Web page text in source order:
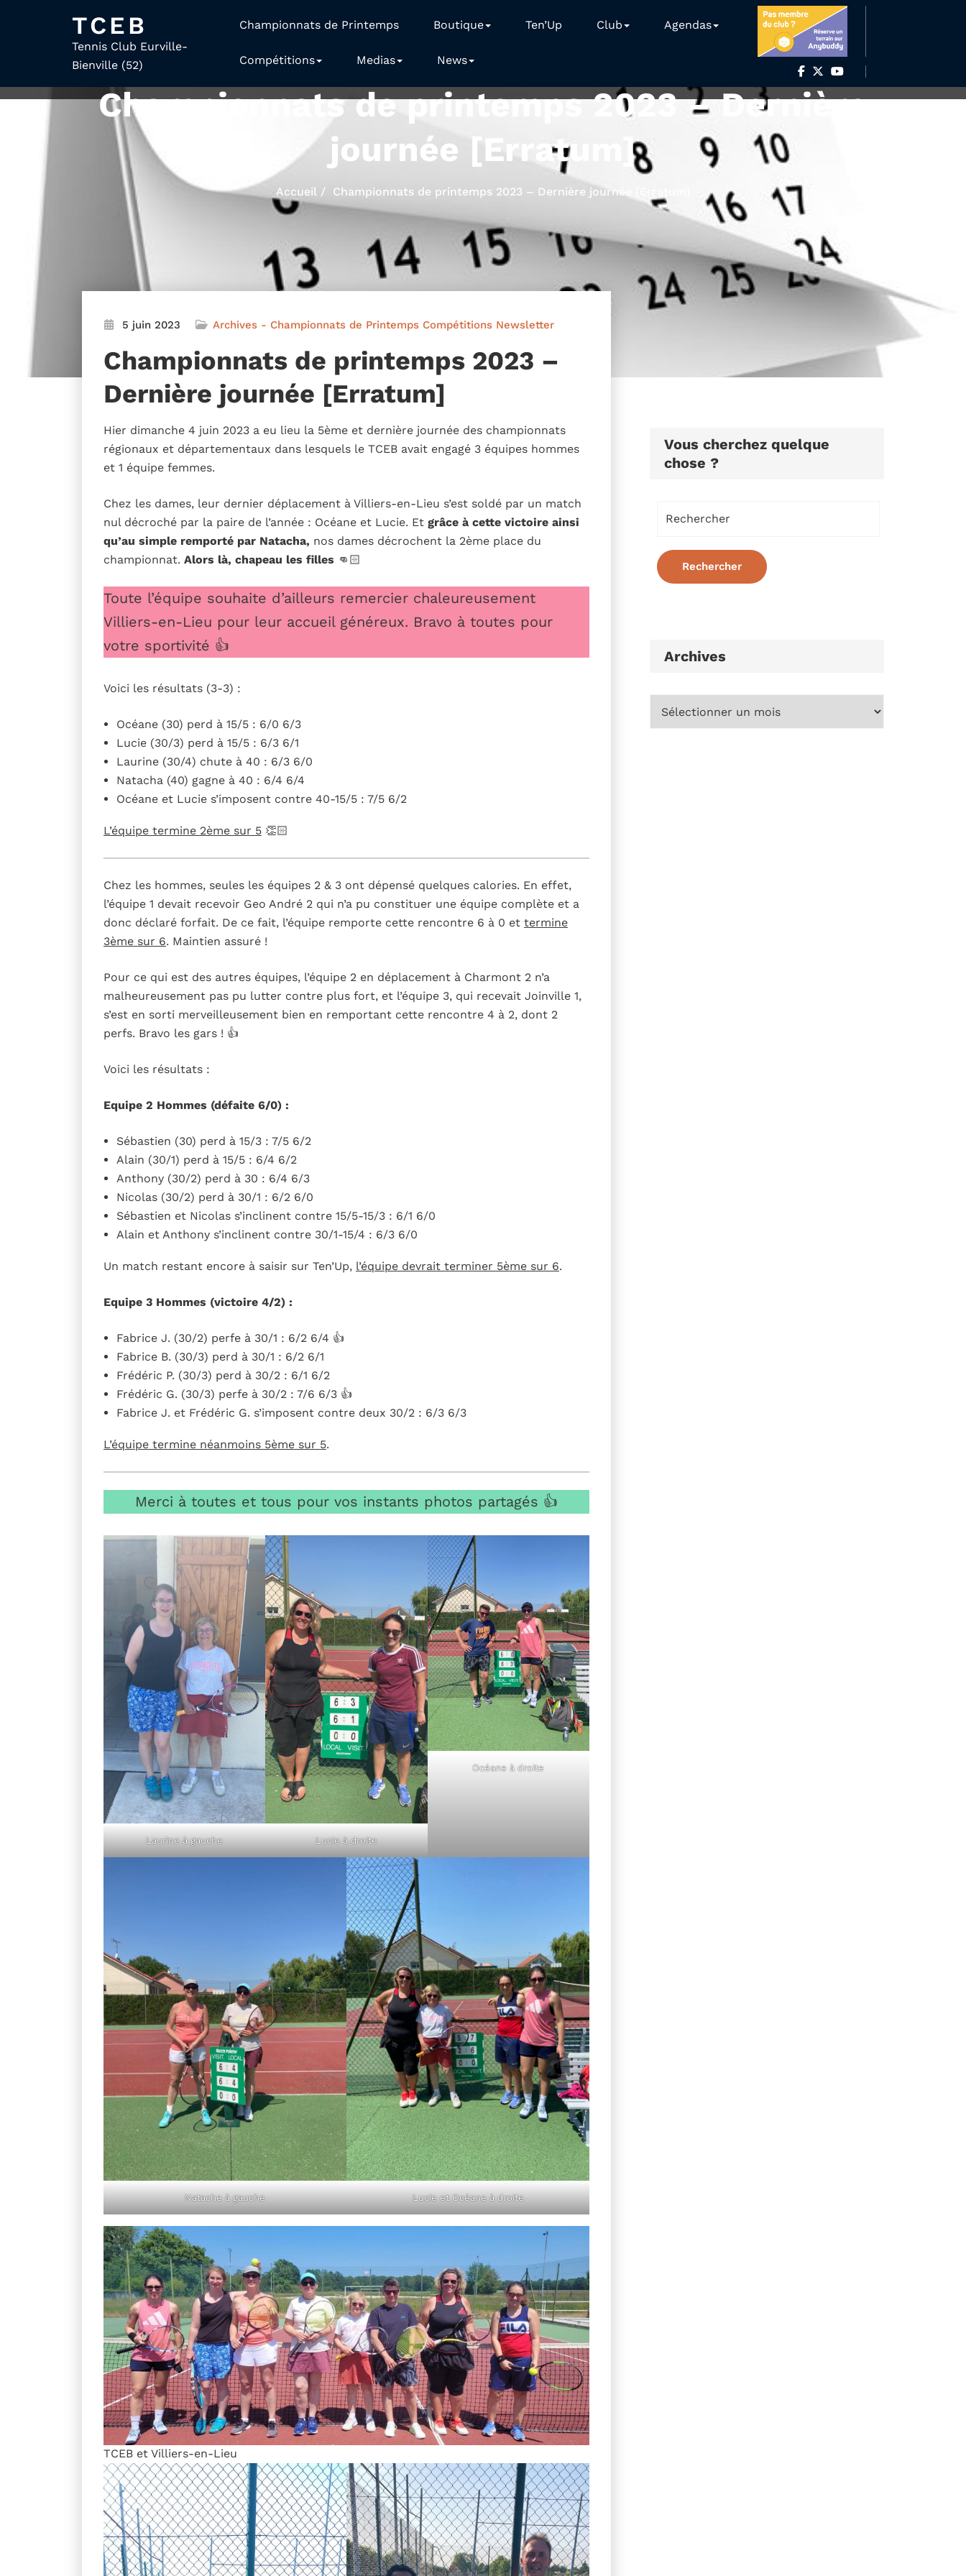
TCEB
Tennis Club Eurville-
Bienville (52)
Championnats de Printemps Boutique Ten’Up Club Agendas
Compétitions Medias News
Championnats de printemps 2023 – Dernière
journée [Erratum]
Accueil Championnats de printemps 2023 – Dernière journée [Erratum]
5 juin 2023 Archives - Championnats de Printemps Compétitions Newsletter
Championnats de printemps 2023 –
Dernière journée [Erratum]
Hier dimanche 4 juin 2023 a eu lieu la 5ème et dernière journée des championnats
régionaux et départementaux dans lesquels le TCEB avait engagé 3 équipes hommes
et 1 équipe femmes.
Chez les dames, leur dernier déplacement à Villiers-en-Lieu s’est soldé par un match
nul décroché par la paire de l’année : Océane et Lucie. Et grâce à cette victoire ainsi
qu’au simple remporté par Natacha, nos dames décrochent la 2ème place du
championnat. Alors là, chapeau les filles 👊🏻
Toute l’équipe souhaite d’ailleurs remercier chaleureusement
Villiers-en-Lieu pour leur accueil généreux. Bravo à toutes pour
votre sportivité 👍
Voici les résultats (3-3) :
Océane (30) perd à 15/5 : 6/0 6/3
Lucie (30/3) perd à 15/5 : 6/3 6/1
Laurine (30/4) chute à 40 : 6/3 6/0
Natacha (40) gagne à 40 : 6/4 6/4
Océane et Lucie s’imposent contre 40-15/5 : 7/5 6/2
L’équipe termine 2ème sur 5 👏🏻
Chez les hommes, seules les équipes 2 & 3 ont dépensé quelques calories. En effet,
l’équipe 1 devait recevoir Geo André 2 qui n’a pu constituer une équipe complète et a
donc déclaré forfait. De ce fait, l’équipe remporte cette rencontre 6 à 0 et termine
3ème sur 6. Maintien assuré !
Pour ce qui est des autres équipes, l’équipe 2 en déplacement à Charmont 2 n’a
malheureusement pas pu lutter contre plus fort, et l’équipe 3, qui recevait Joinville 1,
s’est en sorti merveilleusement bien en remportant cette rencontre 4 à 2, dont 2
perfs. Bravo les gars ! 👍
Voici les résultats :
Equipe 2 Hommes (défaite 6/0) :
Sébastien (30) perd à 15/3 : 7/5 6/2
Alain (30/1) perd à 15/5 : 6/4 6/2
Anthony (30/2) perd à 30 : 6/4 6/3
Nicolas (30/2) perd à 30/1 : 6/2 6/0
Sébastien et Nicolas s’inclinent contre 15/5-15/3 : 6/1 6/0
Alain et Anthony s’inclinent contre 30/1-15/4 : 6/3 6/0
Un match restant encore à saisir sur Ten’Up, l’équipe devrait terminer 5ème sur 6.
Equipe 3 Hommes (victoire 4/2) :
Fabrice J. (30/2) perfe à 30/1 : 6/2 6/4 👍
Fabrice B. (30/3) perd à 30/1 : 6/2 6/1
Frédéric P. (30/3) perd à 30/2 : 6/1 6/2
Frédéric G. (30/3) perfe à 30/2 : 7/6 6/3 👍
Fabrice J. et Frédéric G. s’imposent contre deux 30/2 : 6/3 6/3
L’équipe termine néanmoins 5ème sur 5.
Merci à toutes et tous pour vos instants photos partagés 👍
Laurine à gauche Lucie à droite
Océane à droite
Natache à gauche Lucie et Océane à droite
TCEB et Villiers-en-Lieu
Vous cherchez quelque
chose ?
Archives